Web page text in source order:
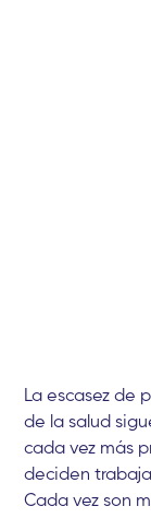
La escasez de
de la salud
cada vez más
deciden
Cada vez son